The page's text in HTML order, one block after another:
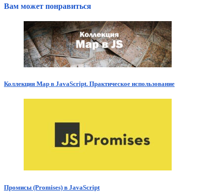
Вам может понравиться
Коллекция Map в JavaScript. Практическое использование
Промисы (Promises) в JavaScript